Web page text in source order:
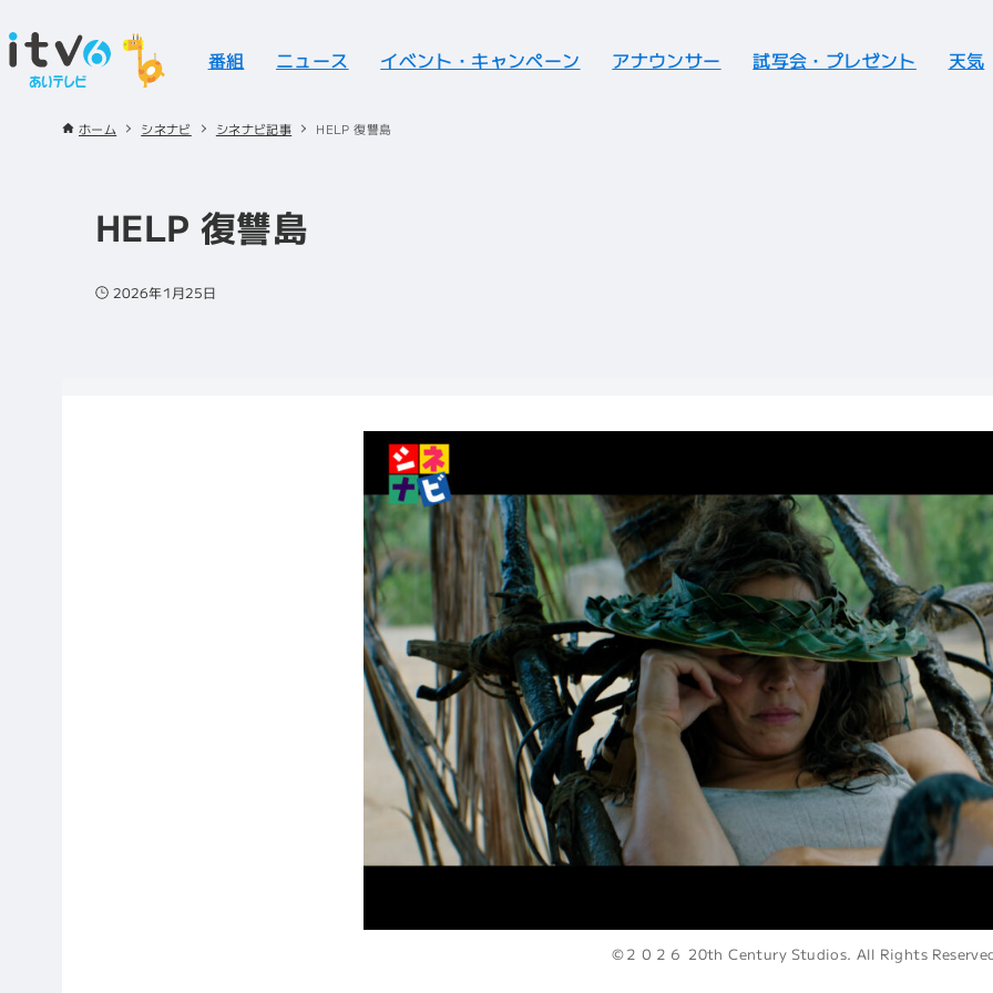
番組 ニュース イベント・キャンペーン アナウンサー 試写会・プレゼント 天気
ホーム シネナビ シネナビ記事 HELP 復讐島
HELP 復讐島
2026年1月25日
©２０２６ 20th Century Studios. All Rights